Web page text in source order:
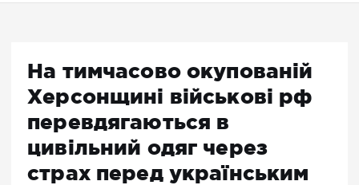
На тимчасово окупованій
Херсонщині військові рф
перевдягаються в
цивільний одяг через
страх перед українським